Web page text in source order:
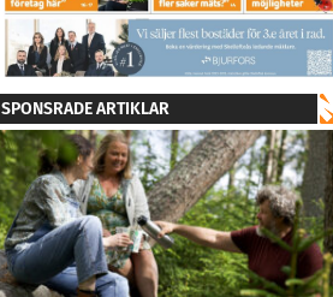
SPONSRADE ARTIKLAR